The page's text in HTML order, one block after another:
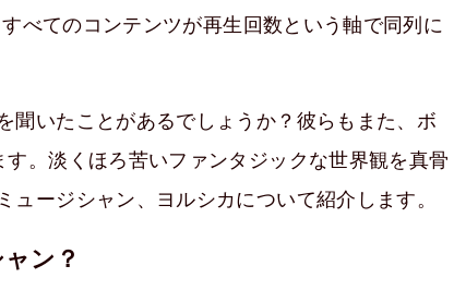
べてのコンテンツが再生回数という軸で同列に
聞いたことがあるでしょうか？彼らもまた、ボ
。淡くほろ苦いファンタジックな世界観を真骨
ージシャン、ヨルシカについて紹介します。
ン？